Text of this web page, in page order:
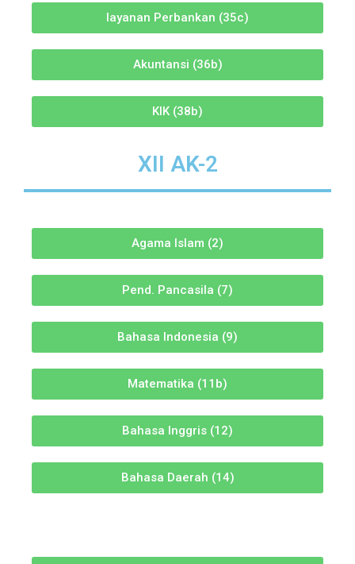
layanan Perbankan (35c)
Akuntansi (36b)
KIK (38b)
XII AK-2
Agama Islam (2)
Pend. Pancasila (7)
Bahasa Indonesia (9)
Matematika (11b)
Bahasa Inggris (12)
Bahasa Daerah (14)